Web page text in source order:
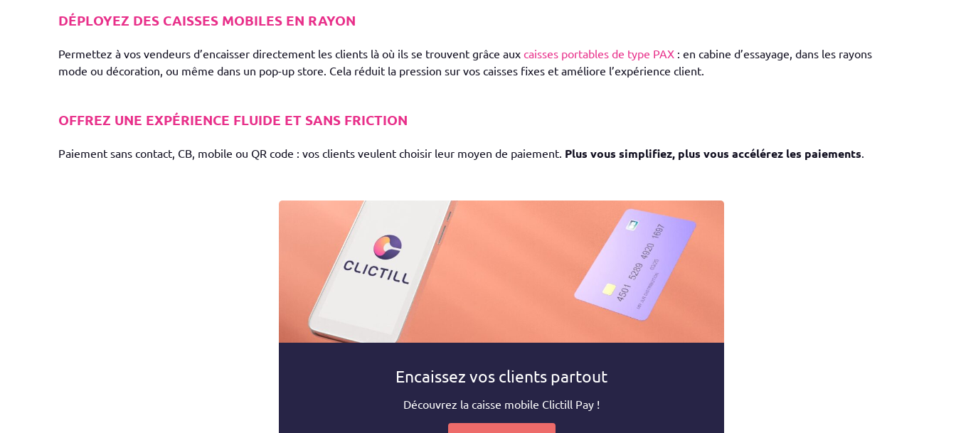
DÉPLOYEZ DES CAISSES MOBILES EN RAYON
Permettez à vos vendeurs d’encaisser directement les clients là où ils se trouvent grâce aux caisses portables de type PAX : en cabine d’essayage, dans les rayons
mode ou décoration, ou même dans un pop-up store. Cela réduit la pression sur vos caisses fixes et améliore l’expérience client.
OFFREZ UNE EXPÉRIENCE FLUIDE ET SANS FRICTION
Paiement sans contact, CB, mobile ou QR code : vos clients veulent choisir leur moyen de paiement. Plus vous simplifiez, plus vous accélérez les paiements.
Encaissez vos clients partout
Découvrez la caisse mobile Clictill Pay !